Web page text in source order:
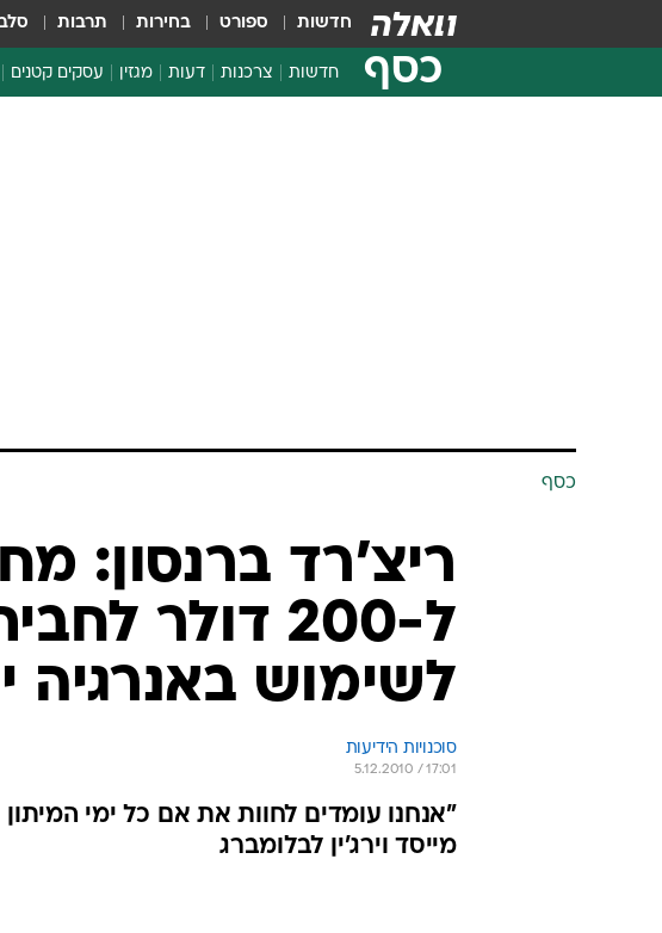
חדשות ספורט בחירות תרבות
כסף חדשות צרכנות דעות מגזין עסקים קטנים
כסף
ריצ'רד ברנסון:
ל-200 דולר
לשימוש באנרגיה
סוכנויות הידיעות
5.12.2010 / 17:01
"אנחנו עומדים לחוות את אם כל ימי
מייסד וירג'ין לבלומברג